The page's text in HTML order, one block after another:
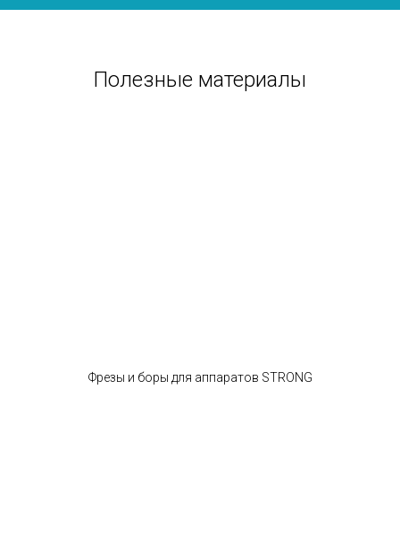
Полезные материалы
Фрезы и боры для аппаратов STRONG